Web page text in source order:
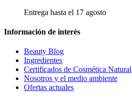
Entrega hasta el 17 agosto
Información de interés
Beauty Blog
Ingredientes
Certificados de Cosmética Natural
Nosotros y el medio ambiente
Ofertas actuales